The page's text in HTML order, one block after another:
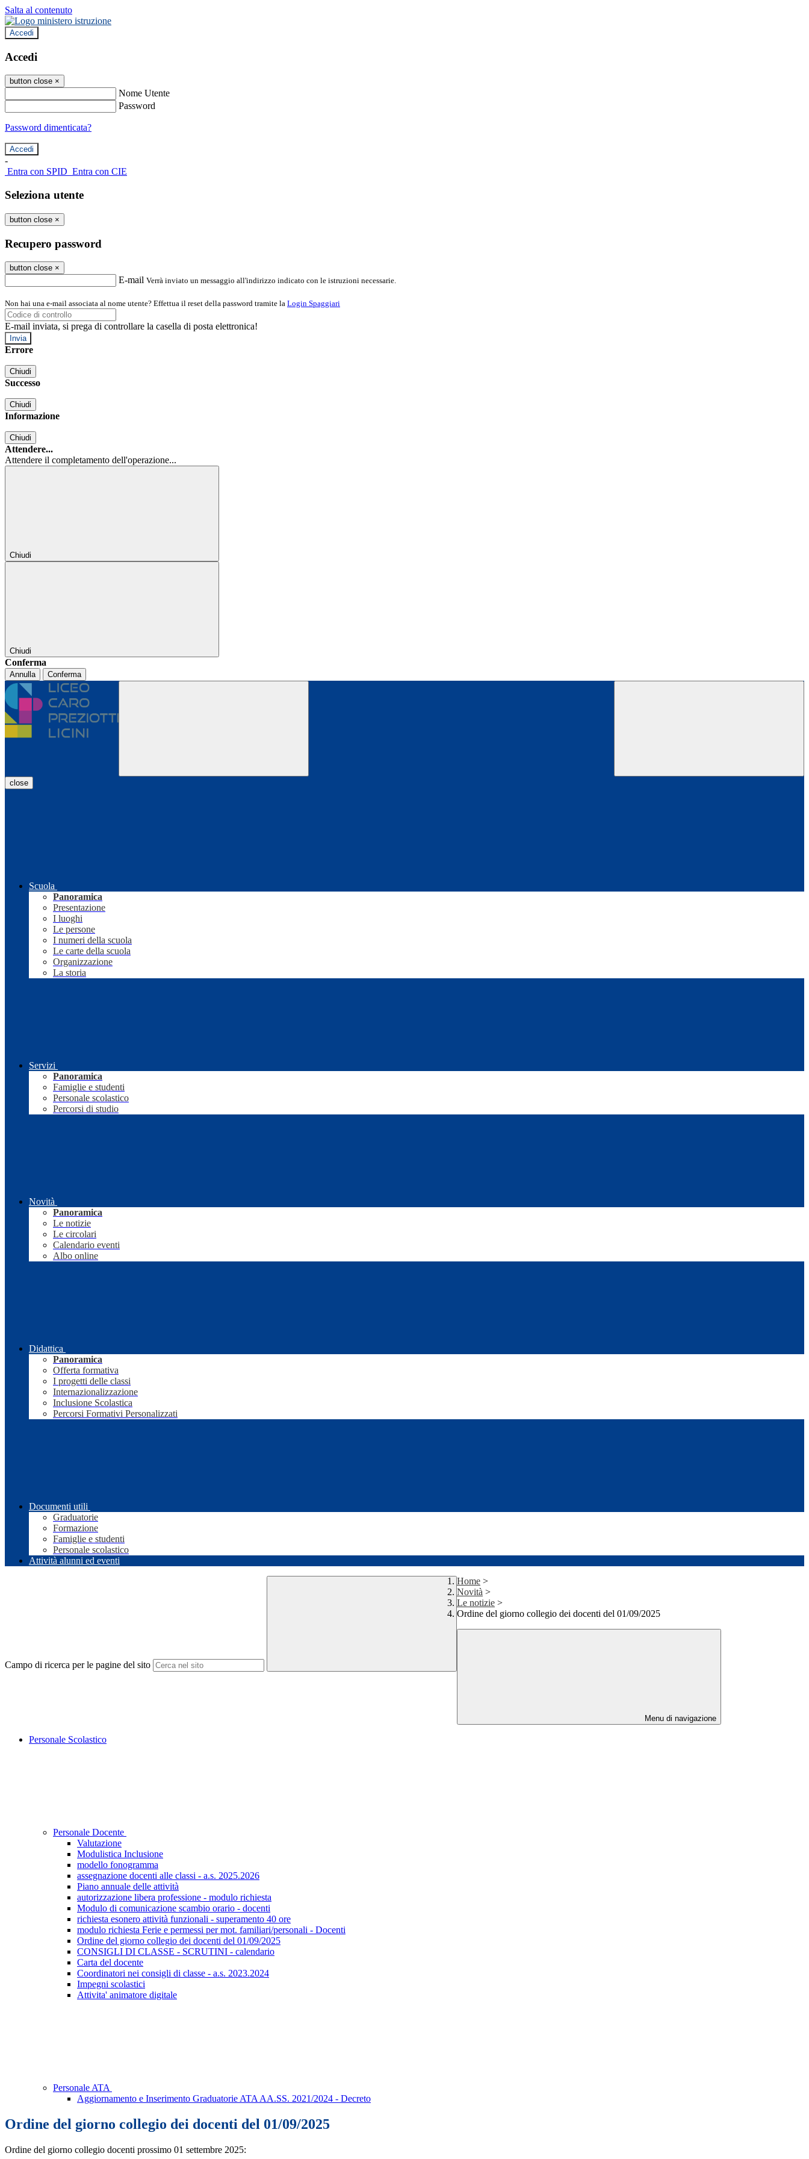
Salta al contenuto
Accedi
Accedi
button close ×
Nome Utente
Password
Password dimenticata?
-
Entra con SPID Entra con CIE
Seleziona utente
button close ×
Recupero password
button close ×
E-mail Verrà inviato un messaggio all'indirizzo indicato con le istruzioni necessarie.
Non hai una e-mail associata al nome utente? Effettua il reset della password tramite la Login Spaggiari
E-mail inviata, si prega di controllare la casella di posta elettronica!
Errore
Chiudi
Successo
Chiudi
Informazione
Chiudi
Attendere...
Attendere il completamento dell'operazione...
Chiudi
Chiudi
Conferma
Annulla Conferma
close
Scuola
Panoramica
Presentazione
I luoghi
Le persone
I numeri della scuola
Le carte della scuola
Organizzazione
La storia
Servizi
Panoramica
Famiglie e studenti
Personale scolastico
Percorsi di studio
Novità
Panoramica
Le notizie
Le circolari
Calendario eventi
Albo online
Didattica
Panoramica
Offerta formativa
I progetti delle classi
Internazionalizzazione
Inclusione Scolastica
Percorsi Formativi Personalizzati
Documenti utili
Graduatorie
Formazione
Famiglie e studenti
Personale scolastico
Attività alunni ed eventi
Campo di ricerca per le pagine del sito
Home >
Novità >
Le notizie >
Ordine del giorno collegio dei docenti del 01/09/2025
Menu di navigazione
Personale Scolastico
Personale Docente
Valutazione
Modulistica Inclusione
modello fonogramma
assegnazione docenti alle classi - a.s. 2025.2026
Piano annuale delle attività
autorizzazione libera professione - modulo richiesta
Modulo di comunicazione scambio orario - docenti
richiesta esonero attività funzionali - superamento 40 ore
modulo richiesta Ferie e permessi per mot. familiari/personali - Docenti
Ordine del giorno collegio dei docenti del 01/09/2025
CONSIGLI DI CLASSE - SCRUTINI - calendario
Carta del docente
Coordinatori nei consigli di classe - a.s. 2023.2024
Impegni scolastici
Attivita' animatore digitale
Personale ATA
Aggiornamento e Inserimento Graduatorie ATA AA.SS. 2021/2024 - Decreto
Ordine del giorno collegio dei docenti del 01/09/2025
Ordine del giorno collegio docenti prossimo 01 settembre 2025: